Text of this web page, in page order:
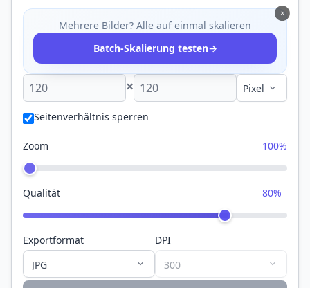
×
Mehrere Bilder? Alle auf einmal skalieren
Batch-Skalierung testen→
×
Seitenverhältnis sperren
Zoom 100%
Qualität 80%
Exportformat DPI